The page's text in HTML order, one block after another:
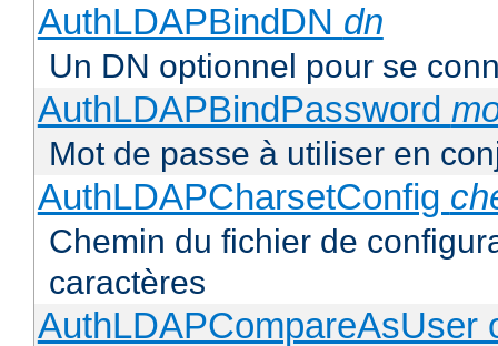
AuthLDAPBindDN dn
Un DN optionnel pour se
AuthLDAPBindPassword
Mot de passe à utiliser en
AuthLDAPCharsetConfig
Chemin du fichier de
caractères
AuthLDAPCompareAsUser